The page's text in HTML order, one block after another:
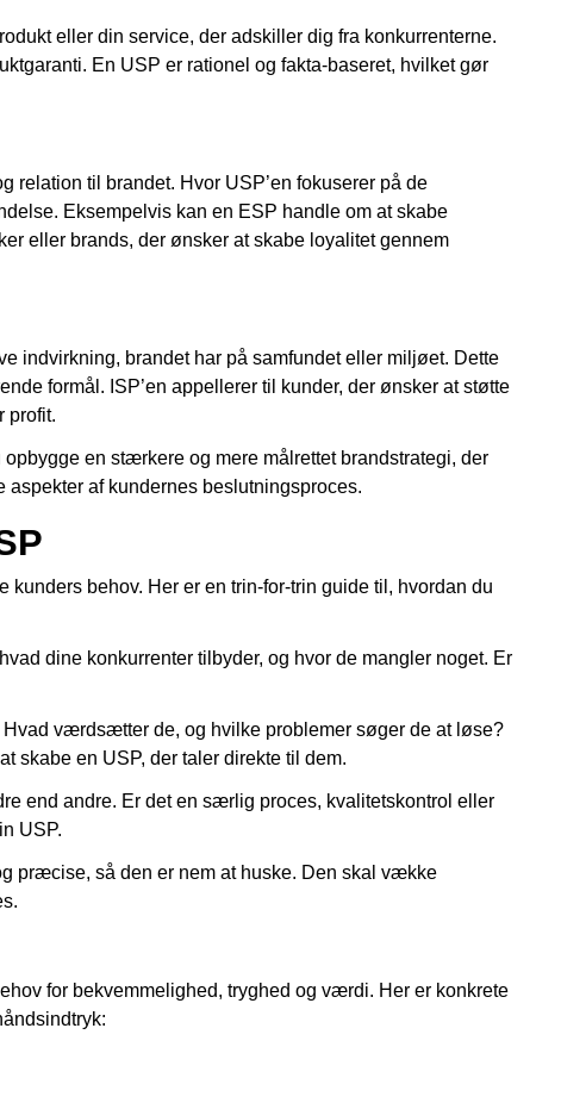
eller din service, der adskiller dig fra konkurrenterne.
En USP er rationel og fakta-baseret, hvilket gør
relation til brandet. Hvor USP’en fokuserer på de
Eksempelvis kan en ESP handle om at skabe
eller brands, der ønsker at skabe loyalitet gennem
indvirkning, brandet har på samfundet eller miljøet. Dette
formål. ISP’en appellerer til kunder, der ønsker at støtte
profit.
en stærkere og mere målrettet brandstrategi, der
af kundernes beslutningsproces.
behov. Her er en trin-for-trin guide til, hvordan du
dine konkurrenter tilbyder, og hvor de mangler noget. Er
værdsætter de, og hvilke problemer søger de at løse?
skabe en USP, der taler direkte til dem.
end andre. Er det en særlig proces, kvalitetskontrol eller
USP.
præcise, så den er nem at huske. Den skal vække
for bekvemmelighed, tryghed og værdi. Her er konkrete